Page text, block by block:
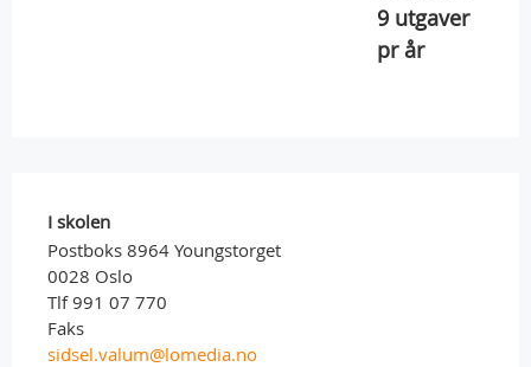
9 utgaver
pr år
I skolen
Postboks 8964 Youngstorget
0028 Oslo
Tlf 991 07 770
Faks
sidsel.valum@lomedia.no